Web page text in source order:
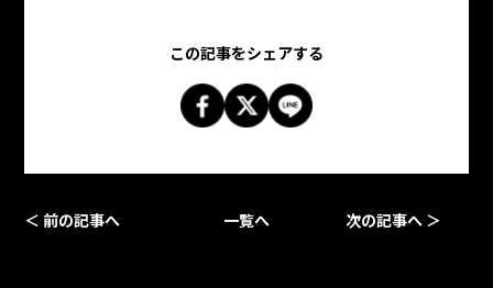
この記事をシェアする
＜ 前の記事へ 一覧へ 次の記事へ ＞